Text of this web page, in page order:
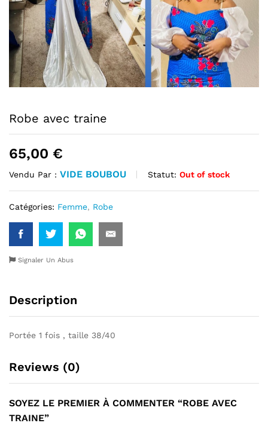
Robe avec traine
65,00 €
Vendu Par : VIDE BOUBOU Statut: Out of stock
Catégories: Femme, Robe
Signaler Un Abus
Description
Portée 1 fois , taille 38/40
Reviews (0)
SOYEZ LE PREMIER À COMMENTER “ROBE AVEC
TRAINE”